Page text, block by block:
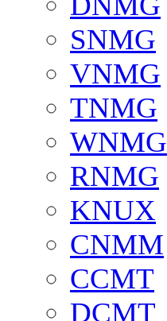
SNMG
VNMG
TNMG
WNMG
RNMG
KNUX
CNMM
CCMT
DCMT